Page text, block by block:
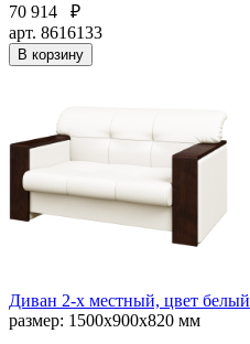
70 914
₽
арт. 8616133
В корзину
Диван 2-х местный, цвет белый
размер: 1500х900х820 мм